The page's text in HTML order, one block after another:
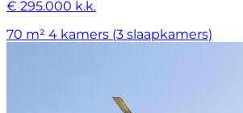
€ 295.000 k.k.
70 m² 4 kamers (3 slaapkamers)